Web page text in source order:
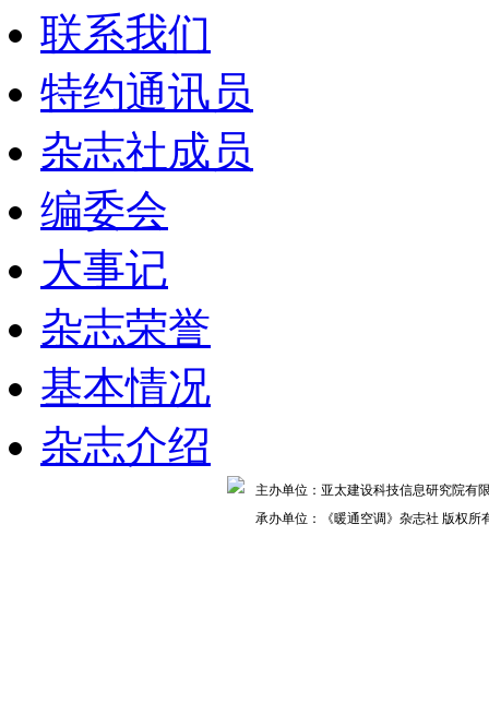
联系我们
特约通讯员
杂志社成员
编委会
大事记
杂志荣誉
基本情况
杂志介绍
主办单位：亚太建设科技信息研究院
承办单位：《暖通空调》杂志社 版权